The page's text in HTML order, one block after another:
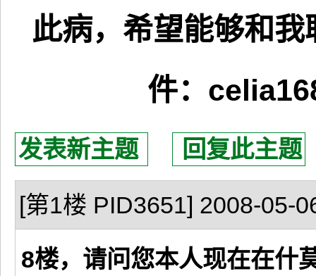
此病，希望能够和
件：
发表新主题 回复此主题
[第1楼 PID3651] 2008-05-
8楼，请问您本人现在在什